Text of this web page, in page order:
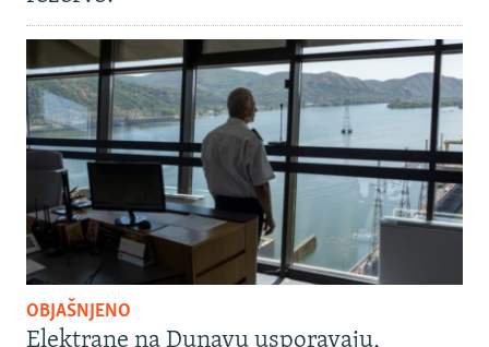
OBJAŠNJENO
Elektrane na Dunavu usporavaju,